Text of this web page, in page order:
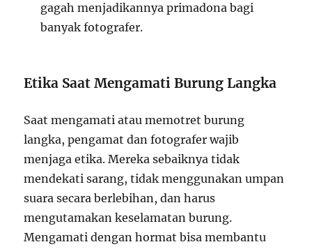
gagah menjadikannya primadona bagi
banyak fotografer.
Etika Saat Mengamati Burung Langka
Saat mengamati atau memotret burung
langka, pengamat dan fotografer wajib
menjaga etika. Mereka sebaiknya tidak
mendekati sarang, tidak menggunakan umpan
suara secara berlebihan, dan harus
mengutamakan keselamatan burung.
Mengamati dengan hormat bisa membantu